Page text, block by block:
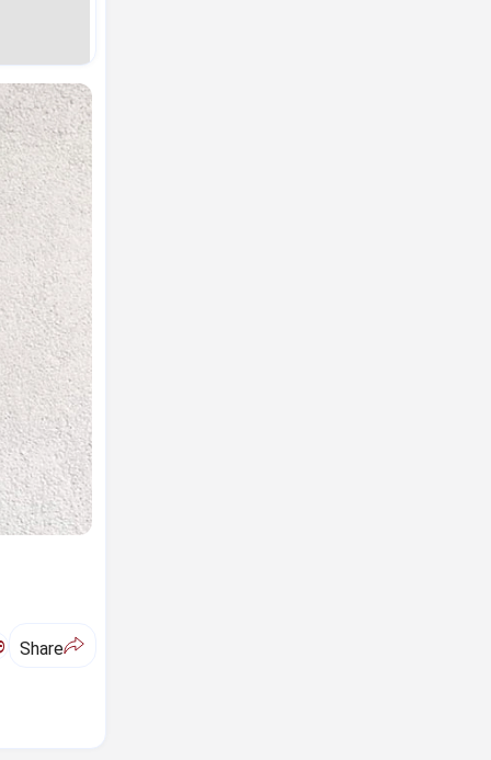
Share